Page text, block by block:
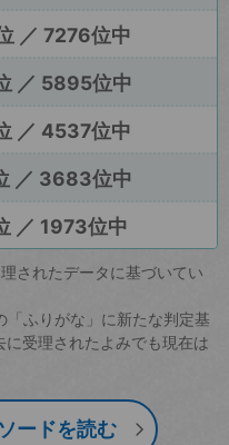
／ 7276位中
／ 5895位中
／ 4537位中
／ 3683位中
／ 1973位中
されたデータに基づいてい
ふりがな」に新たな判定基
受理されたよみでも現在は
ードを読む